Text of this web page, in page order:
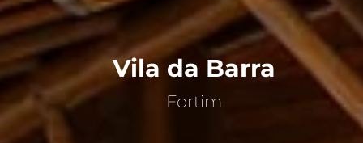
Vila da Barra
Fortim